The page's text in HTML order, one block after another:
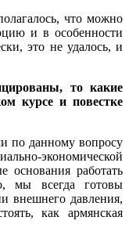
что можно
и в особенности
это не удалось, и
то какие
курсе и повестке
по данному вопросу
экономической
основания работать
мы всегда готовы
внешнего давления,
как армянская